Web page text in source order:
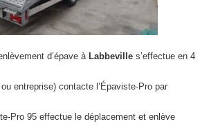
d’épave àLabbeville s’effectue en 4
entreprise) contacte l’Épaviste-Pro par
Pro 95 effectue le déplacement et enlève